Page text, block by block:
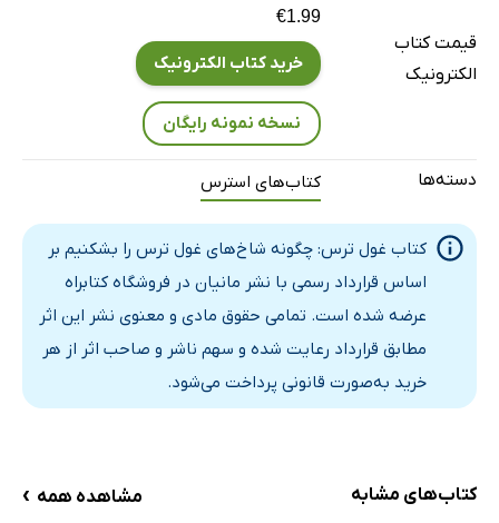
ترس از اجتماع
ترس از مکان‌های بسته
ترس از پرواز
فصل چهارم: ترس از دیدگاه قرآن و احادیث
ترس در امور ناخوشایند دنیوی
ترس از مرگ
ترس از خدا
فصل پنجم: ترس از دیدگاه غرب
ترس نابهنجار
قیمت کتاب
الکترونیک
€1.99
خرید کتاب الکترونیک
نسخه نمونه رایگان
دسته‌ها کتاب‌های استرس
کتاب غول ترس: چگونه شاخ‌های غول ترس را بشکنیم بر
اساس قرارداد رسمی با نشر مانیان در فروشگاه کتابراه
عرضه شده است. تمامی حقوق مادی و معنوی نشر این اثر
مطابق قرارداد رعایت شده و سهم ناشر و صاحب اثر از هر
خرید به‌صورت قانونی پرداخت می‌شود.
کتاب‌های مشابه مشاهده همه ›